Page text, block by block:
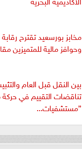
مخابز بورسعيد تقترح
وحوافز مالية للمتميزين
بين النقل قبل العام
تناقضات التقييم في
”مستشفيات...